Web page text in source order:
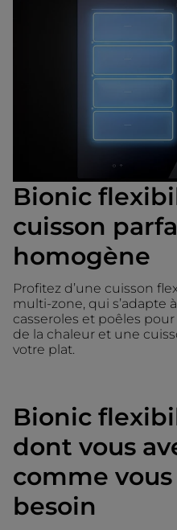
Bionic
cuisson
homogène
Profitez d’une cuisson
multi-zone, qui s’adapte
casseroles et poêles
de la chaleur et une
votre plat.
Bionic
dont vous
comme vous
besoin